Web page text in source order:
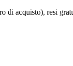
acquisto), resi